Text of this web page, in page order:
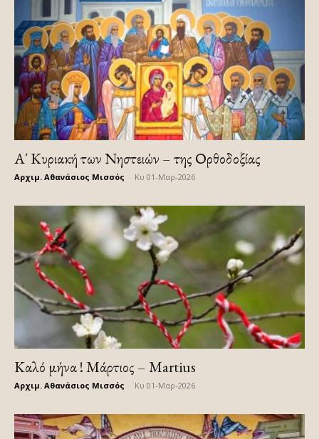
Α΄ Κυριακή των Νηστειών – της Ορθοδοξίας
Αρχιμ. Αθανάσιος Μισσός Κυ 01-Μαρ-2026
Καλό μήνα ! Μάρτιος – Martius
Αρχιμ. Αθανάσιος Μισσός Κυ 01-Μαρ-2026